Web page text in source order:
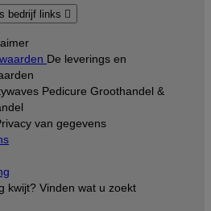
bedrijf links 
De leverings en
Pedicure Groothandel &
van gegevens
kwijt? Vinden wat u zoekt